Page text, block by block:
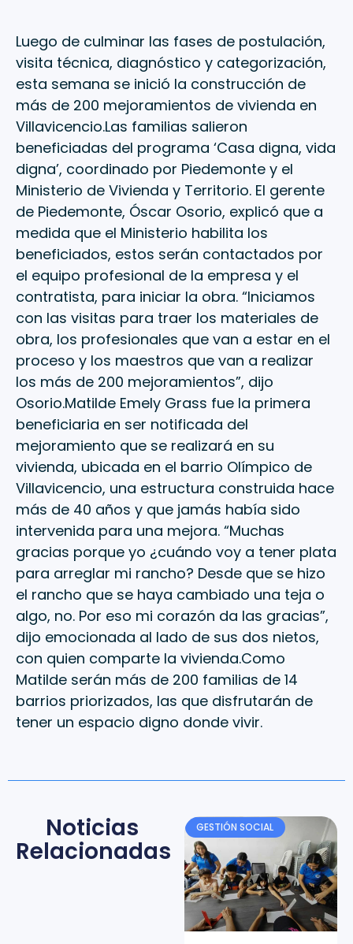
Luego de culminar las fases de postulación,
visita técnica, diagnóstico y categorización,
esta semana se inició la construcción de
más de 200 mejoramientos de vivienda en
Villavicencio.Las familias salieron
beneficiadas del programa ‘Casa digna, vida
digna’, coordinado por Piedemonte y el
Ministerio de Vivienda y Territorio. El gerente
de Piedemonte, Óscar Osorio, explicó que a
medida que el Ministerio habilita los
beneficiados, estos serán contactados por
el equipo profesional de la empresa y el
contratista, para iniciar la obra. “Iniciamos
con las visitas para traer los materiales de
obra, los profesionales que van a estar en el
proceso y los maestros que van a realizar
los más de 200 mejoramientos”, dijo
Osorio.Matilde Emely Grass fue la primera
beneficiaria en ser notificada del
mejoramiento que se realizará en su
vivienda, ubicada en el barrio Olímpico de
Villavicencio, una estructura construida hace
más de 40 años y que jamás había sido
intervenida para una mejora. “Muchas
gracias porque yo ¿cuándo voy a tener plata
para arreglar mi rancho? Desde que se hizo
el rancho que se haya cambiado una teja o
algo, no. Por eso mi corazón da las gracias”,
dijo emocionada al lado de sus dos nietos,
con quien comparte la vivienda.Como
Matilde serán más de 200 familias de 14
barrios priorizados, las que disfrutarán de
tener un espacio digno donde vivir.
Noticias
Relacionadas
GESTIÓN SOCIAL